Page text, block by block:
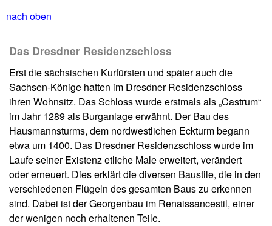
nach oben
Das Dresdner Residenzschloss
Erst die sächsischen Kurfürsten und später auch die
Sachsen-Könige hatten im Dresdner Residenzschloss
ihren Wohnsitz. Das Schloss wurde erstmals als „Castrum“
im Jahr 1289 als Burganlage erwähnt. Der Bau des
Hausmannsturms, dem nordwestlichen Eckturm begann
etwa um 1400. Das Dresdner Residenzschloss wurde im
Laufe seiner Existenz etliche Male erweitert, verändert
oder erneuert. Dies erklärt die diversen Baustile, die in den
verschiedenen Flügeln des gesamten Baus zu erkennen
sind. Dabei ist der Georgenbau im Renaissancestil, einer
der wenigen noch erhaltenen Teile.